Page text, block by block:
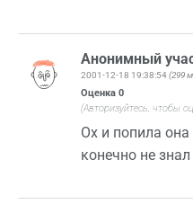
Анонимный
2001-12-18 19:38:54(299
Оценка 0
(Авторизуйтесь, чтобы
Ох и попила
конечно не